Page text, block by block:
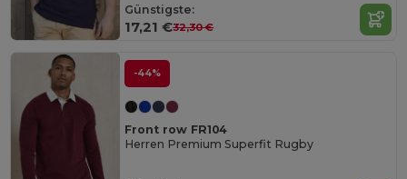
Günstigste:
17,21 €32,30 €
-44%
Front row FR104
Herren Premium Superfit Rugby